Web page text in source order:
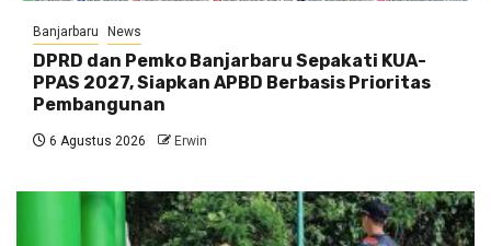
Banjarbaru News
DPRD dan Pemko Banjarbaru Sepakati KUA-
PPAS 2027, Siapkan APBD Berbasis Prioritas
Pembangunan
6 Agustus 2026 Erwin